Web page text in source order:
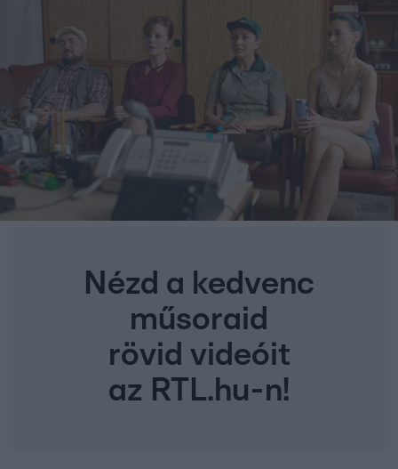
Nézd a kedvenc
műsoraid
rövid videóit
az RTL.hu-n!